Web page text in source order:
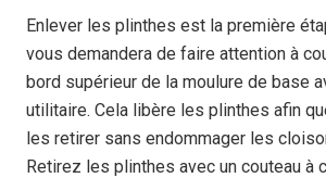
Enlever les plinthes est la première
vous demandera de faire attention à
bord supérieur de la moulure de base
utilitaire. Cela libère les plinthes afin
les retirer sans endommager les
Retirez les plinthes avec un couteau à